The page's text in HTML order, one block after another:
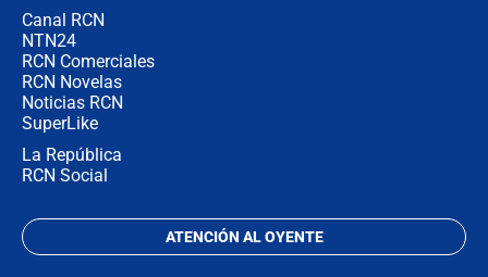
Canal RCN
NTN24
RCN Comerciales
RCN Novelas
Noticias RCN
SuperLike
La República
RCN Social
ATENCIÓN AL OYENTE